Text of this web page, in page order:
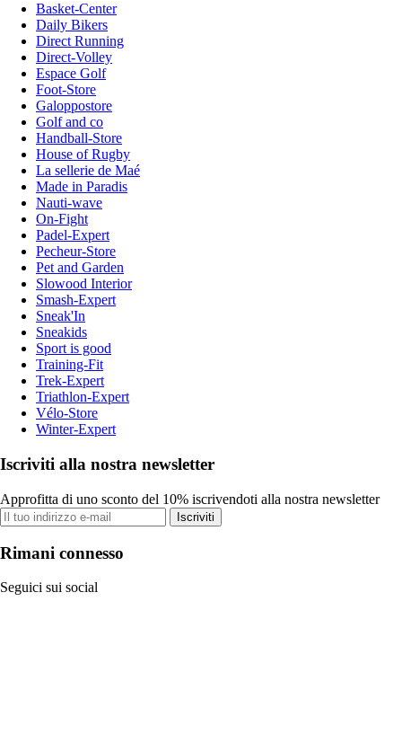
Basket-Center
Daily Bikers
Direct Running
Direct-Volley
Espace Golf
Foot-Store
Galoppostore
Golf and co
Handball-Store
House of Rugby
La sellerie de Maé
Made in Paradis
Nauti-wave
On-Fight
Padel-Expert
Pecheur-Store
Pet and Garden
Slowood Interior
Smash-Expert
Sneak'In
Sneakids
Sport is good
Training-Fit
Trek-Expert
Triathlon-Expert
Vélo-Store
Winter-Expert
Iscriviti alla nostra newsletter
Approfitta di uno sconto del 10% iscrivendoti alla nostra newsletter
Iscriviti
Rimani connesso
Seguici sui social